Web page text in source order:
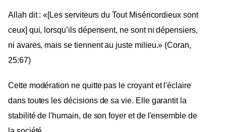
Allah dit : «[Les serviteurs du Tout Miséricordieux sont
ceux] qui, lorsqu’ils dépensent, ne sont ni dépensiers,
ni avares, mais se tiennent au juste milieu.» (Coran,
25:67)
Cette modération ne quitte pas le croyant et l'éclaire
dans toutes les décisions de sa vie. Elle garantit la
stabilité de l'humain, de son foyer et de l'ensemble de